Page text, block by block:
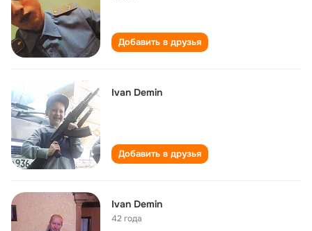
Добавить в друзья
Ivan Demin
Добавить в друзья
Ivan Demin
42 года